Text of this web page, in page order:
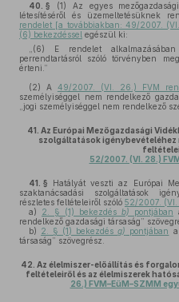
40. § (1) Az egyes
létesítéséről és üzemeltetésüknek
rendelet [a továbbiakban: 49/2007.
(6) bekezdéssel egészül ki:
„(6) E rendelet
perrendtartásról szóló törvényben
érteni.”
(2) A 49/2007. (VI. 26.) FVM
személyiséggel nem rendelkező
„jogi személyiséggel nem rendelkező
41. Az Európai Mezőgazdasági
szolgáltatások
52/2007. (VI. 28.)
41. § Hatályát veszti az Európai
szaktanácsadási szolgáltatások
részletes feltételeiről szóló 52/2007.
a)
2. § (1) bekezdés b) pontjában
rendelkező gazdasági társaság”
b) 2. § (1) bekezdésg) pontjában
társaság” szövegrész.
42. Az élelmiszer-előállítás és
feltételeiről és az élelmiszerek
26.) FVM–EüM–SZMM